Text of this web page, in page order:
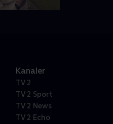
Kanaler
TV 2
TV 2 Sport
TV 2 News
TV 2 Echo